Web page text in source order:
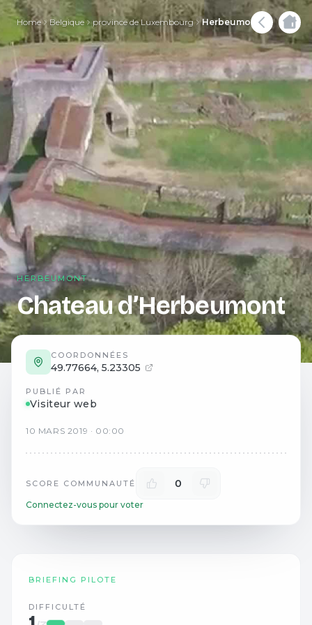
Home Belgique province de Luxembourg Herbeumont
HERBEUMONT
Chateau d’Herbeumont
COORDONNÉES
49.77664, 5.23305
PUBLIÉ PAR
Visiteur web
10 MARS 2019 · 00:00
SCORE COMMUNAUTÉ 0
Connectez-vous pour voter
BRIEFING PILOTE
DIFFICULTÉ